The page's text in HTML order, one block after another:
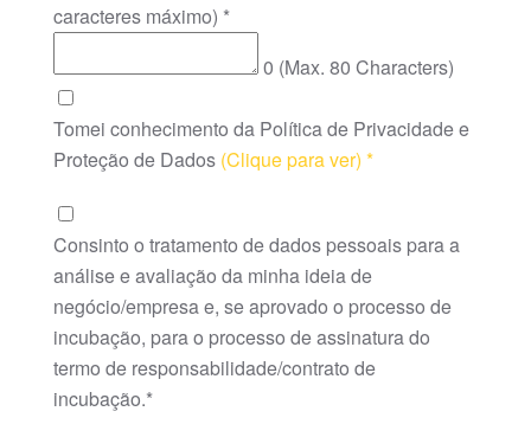
caracteres máximo) *
0 (Max. 80 Characters)
Tomei conhecimento da Política de Privacidade e
Proteção de Dados (Clique para ver) *
Consinto o tratamento de dados pessoais para a
análise e avaliação da minha ideia de
negócio/empresa e, se aprovado o processo de
incubação, para o processo de assinatura do
termo de responsabilidade/contrato de
incubação.*